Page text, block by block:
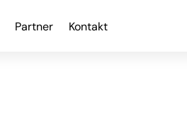
Partner Kontakt